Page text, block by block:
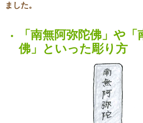
ました。
・
「南無阿弥陀佛」や
佛」といった彫り方